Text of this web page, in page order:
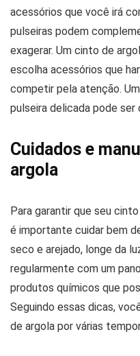
acessórios que você irá
pulseiras podem
exagerar. Um cinto de
escolha acessórios que
competir pela atenção.
pulseira delicada pode
Cuidados e
argola
Para garantir que seu
é importante cuidar bem
seco e arejado, longe da
regularmente com um
produtos químicos que
Seguindo essas dicas,
de argola por várias